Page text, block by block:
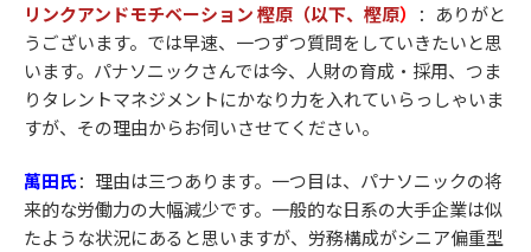
リンクアンドモチベーション 樫原（以下、樫原）
：ありがと
うございます。では早速、一つずつ質問をしていきたいと思
います。パナソニックさんでは今、人財の育成・採用、つま
りタレントマネジメントにかなり力を入れていらっしゃいま
すが、その理由からお伺いさせてください。
萬田氏： 理由は三つあります。一つ目は、パナソニックの将
来的な労働力の大幅減少です。一般的な日系の大手企業は似
たような状況にあると思いますが、労務構成がシニア偏重型